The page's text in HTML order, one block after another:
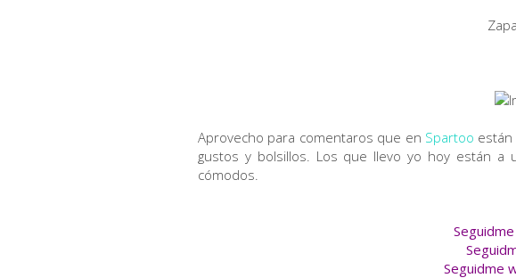
Aprovecho para comentaros que en Spartoo
gustos y bolsillos. Los que llevo yo hoy están
cómodos.
Seguidme